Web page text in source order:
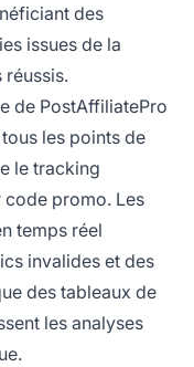
des
issues de la
de PostAffiliatePro
les points de
le tracking
promo. Les
temps réel
invalides et des
des tableaux de
les analyses